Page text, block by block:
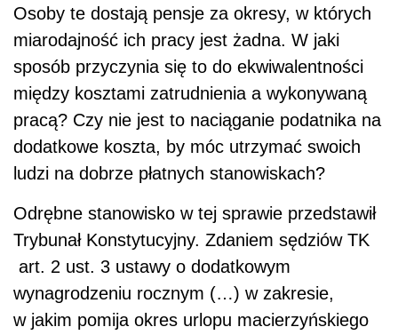
Osoby te dostają pensje za okresy, w których
miarodajność ich pracy jest żadna. W jaki
sposób przyczynia się to do ekwiwalentności
między kosztami zatrudnienia a wykonywaną
pracą? Czy nie jest to naciąganie podatnika na
dodatkowe koszta, by móc utrzymać swoich
ludzi na dobrze płatnych stanowiskach?
Odrębne stanowisko w tej sprawie przedstawił
Trybunał Konstytucyjny. Zdaniem sędziów TK
art. 2 ust. 3 ustawy o dodatkowym
wynagrodzeniu rocznym (…) w zakresie,
w jakim pomija okres urlopu macierzyńskiego